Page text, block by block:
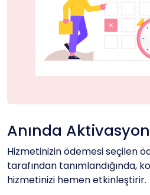
Anında Aktivasyon
Hizmetinizin ödemesi seçilen
tarafından tanımlandığında,
hizmetinizi hemen etkinleştirir.